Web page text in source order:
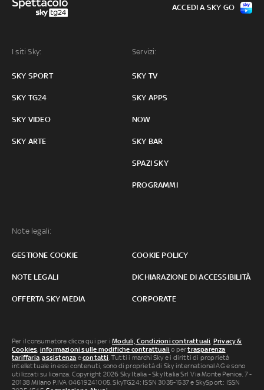
I siti Sky:
SKY SPORT
SKY TG24
SKY VIDEO
SKY ARTE
Servizi:
SKY TV
SKY APPS
NOW
SKY BAR
SPAZI SKY
PROGRAMMI
Note legali:
GESTIONE COOKIE COOKIE POLICY
NOTE LEGALI DICHIARAZIONE DI ACCESSIBILITÀ
OFFERTA SKY MEDIA CORPORATE
ACCEDI A SKY GO
Per il consumatore clicca qui per iModuli, Condizioni contrattuali Privacy &
Cookies informazioni sulle modifiche contrattuali o pertrasparenza
tariffaria ,assistenza econtatti . Tutti i marchi Sky e i diritti di proprietà
intellettuale in essi contenuti, sono di proprietà di Sky international AG e sono
utilizzati su licenza. Copyright 2026 Sky Italia - Sky Italia Srl Via Monte Penice, 7 -
20138 Milano P.IVA 04619241005. SkyTG24: ISSN 3035-1537 e SkySport: ISSN